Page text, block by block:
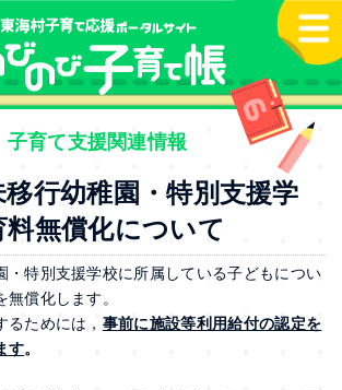
子育て支援関連情報
行幼稚園・特別支援学
料無償化について
・特別支援学校に所属している子どもについ
償化します。
ためには， 事前に施設等利用給付の認定を
す。